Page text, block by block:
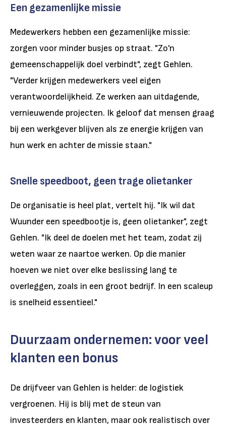
Een gezamenlijke missie
Medewerkers hebben een gezamenlijke missie:
zorgen voor minder busjes op straat. "Zo'n
gemeenschappelijk doel verbindt", zegt Gehlen.
"Verder krijgen medewerkers veel eigen
verantwoordelijkheid. Ze werken aan uitdagende,
vernieuwende projecten. Ik geloof dat mensen graag
bij een werkgever blijven als ze energie krijgen van
hun werk en achter de missie staan."
Snelle speedboot, geen trage olietanker
De organisatie is heel plat, vertelt hij. "Ik wil dat
Wuunder een speedbootje is, geen olietanker", zegt
Gehlen. "Ik deel de doelen met het team, zodat zij
weten waar ze naartoe werken. Op die manier
hoeven we niet over elke beslissing lang te
overleggen, zoals in een groot bedrijf. In een scaleup
is snelheid essentieel."
Duurzaam ondernemen: voor veel
klanten een bonus
De drijfveer van Gehlen is helder: de logistiek
vergroenen. Hij is blij met de steun van
investeerders en klanten, maar ook realistisch over